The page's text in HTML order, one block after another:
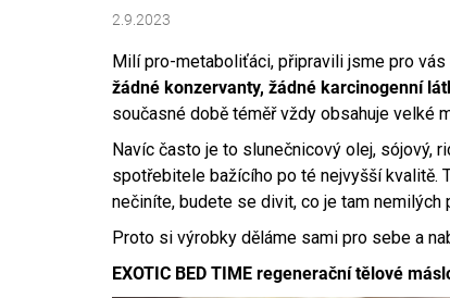
2.9.2023
Milí pro-metaboliťáci, připravili jsme pro
žádné konzervanty, žádné karcinogenní
současné době téměř vždy obsahuje velké
Navíc často je to slunečnicový olej, sójový,
spotřebitele bažícího po té nejvyšší kvalitě.
nečiníte, budete se divit, co je tam nemilých
Proto si výrobky děláme sami pro sebe a
EXOTIC BED TIME regenerační tělové
749 Kč